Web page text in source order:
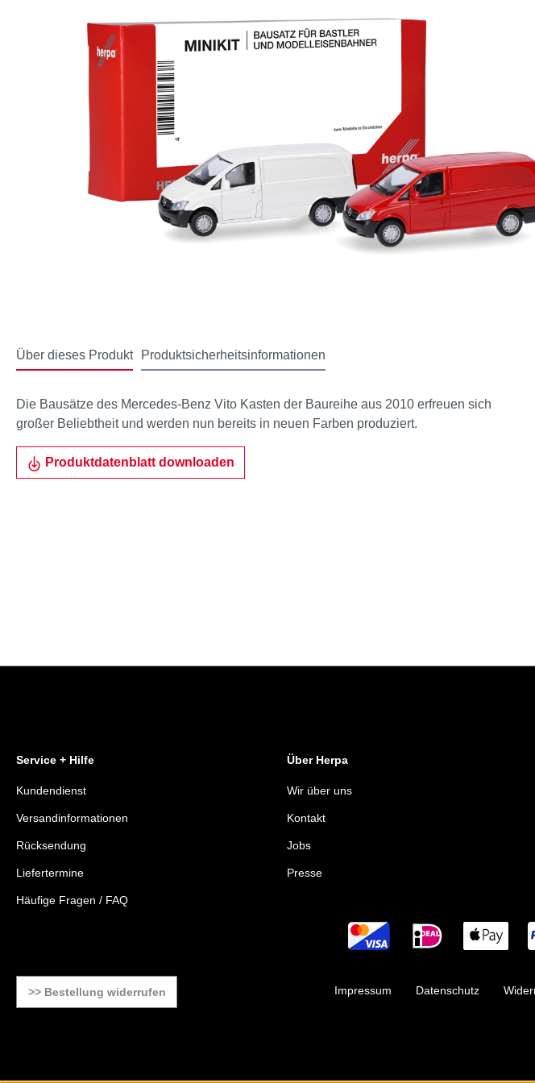
Über dieses Produkt Produktsicherheitsinformationen
Die Bausätze des Mercedes-Benz Vito Kasten der Baureihe aus 2010 erfreuen sich
großer Beliebtheit und werden nun bereits in neuen Farben produziert.
Produktdatenblatt downloaden
Service + Hilfe
Kundendienst
Versandinformationen
Rücksendung
Liefertermine
Häufige Fragen / FAQ
Über Herpa
Wir über uns
Kontakt
Jobs
Presse
>> Bestellung widerrufen Impressum Datenschutz